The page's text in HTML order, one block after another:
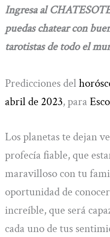
Ingresa al
puedas chatear con
tarotistas de todo el
Predicciones del
abril de 2023, para
Los planetas te dejan
profecía fiable, que
maravilloso con tu
oportunidad de
increíble, que será
cada uno de tus